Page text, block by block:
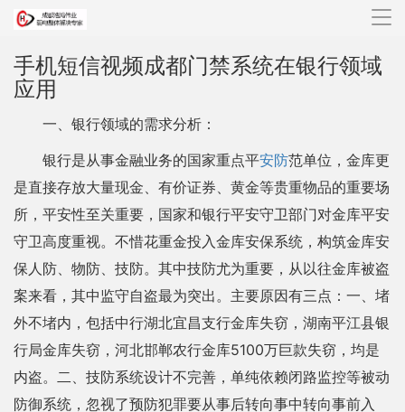
导
手机短信视频成都门禁系统在银行领域
应用
一、银行领域的需求分析：
银行是从事金融业务的国家重点平安防范单位，金库更
是直接存放大量现金、有价证券、黄金等贵重物品的重要场
所，平安性至关重要，国家和银行平安守卫部门对金库平安
守卫高度重视。不惜花重金投入金库安保系统，构筑金库安
保人防、物防、技防。其中技防尤为重要，从以往金库被盗
案来看，其中监守自盗最为突出。主要原因有三点：一、堵
外不堵内，包括中行湖北宜昌支行金库失窃，湖南平江县银
行局金库失窃，河北邯郸农行金库5100万巨款失窃，均是
内盗。二、技防系统设计不完善，单纯依赖闭路监控等被动
防御系统，忽视了预防犯罪要从事后转向事中转向事前入